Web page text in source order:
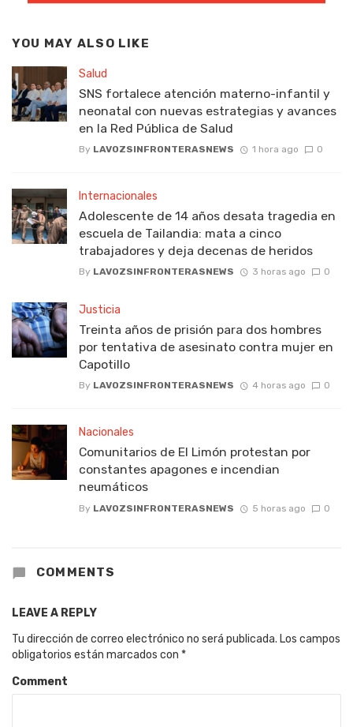
YOU MAY ALSO LIKE
Salud
SNS fortalece atención materno-infantil y
neonatal con nuevas estrategias y avances
en la Red Pública de Salud
By LAVOZSINFRONTERASNEWS 1 hora ago 0
Internacionales
Adolescente de 14 años desata tragedia en
escuela de Tailandia: mata a cinco
trabajadores y deja decenas de heridos
By LAVOZSINFRONTERASNEWS 3 horas ago 0
Justicia
Treinta años de prisión para dos hombres
por tentativa de asesinato contra mujer en
Capotillo
By LAVOZSINFRONTERASNEWS 4 horas ago 0
Nacionales
Comunitarios de El Limón protestan por
constantes apagones e incendian
neumáticos
By LAVOZSINFRONTERASNEWS 5 horas ago 0
COMMENTS
LEAVE A REPLY
Tu dirección de correo electrónico no será publicada. Los campos
obligatorios están marcados con *
Comment